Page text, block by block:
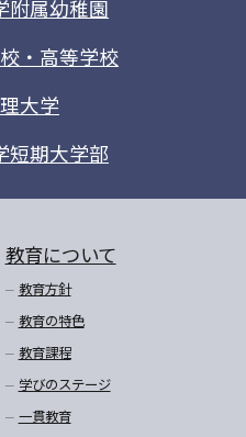
附属幼稚園
・高等学校
大学
短期大学部
教育について
教育方針
教育の特色
教育課程
学びのステージ
一貫教育